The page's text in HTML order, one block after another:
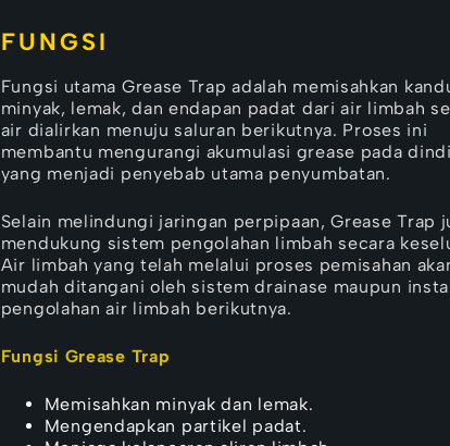
FUNGSI
Fungsi utama Grease Trap adalah memisahkan
minyak, lemak, dan endapan padat dari air limbah
air dialirkan menuju saluran berikutnya. Proses ini
membantu mengurangi akumulasi grease pada
yang menjadi penyebab utama penyumbatan.
Selain melindungi jaringan perpipaan, Grease Trap
mendukung sistem pengolahan limbah secara
Air limbah yang telah melalui proses pemisahan
mudah ditangani oleh sistem drainase maupun
pengolahan air limbah berikutnya.
Fungsi Grease Trap
Memisahkan minyak dan lemak.
Mengendapkan partikel padat.